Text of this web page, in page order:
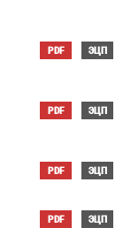
PDF ЭЦП
PDF ЭЦП
PDF ЭЦП
PDF ЭЦП